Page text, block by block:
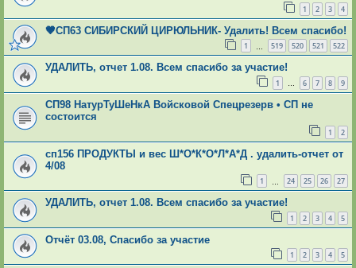
1 2 3 4
🤎СП63 СИБИРСКИЙ ЦИРЮЛЬНИК- Удалить! Всем спасибо!
1 519 520 521 522
УДАЛИТЬ, отчет 1.08. Всем спасибо за участие!
1 … 6 7 8 9
СП98 НатурТуШеНкА Войсковой Спецрезерв • СП не
состоится
1 2
сп156 ПРОДУКТЫ и вес Ш*О*К*О*Л*А*Д . удалить-отчет от
4/08
1 24 25 26 27
УДАЛИТЬ, отчет 1.08. Всем спасибо за участие!
1 2 3 4 5
Отчёт 03.08, Спасибо за участие
1 2 3 4 5